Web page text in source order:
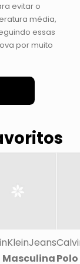
evitar o
média,
essas
por muito
Masculina